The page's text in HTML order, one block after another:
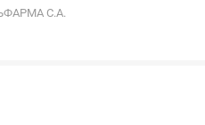
С.А.